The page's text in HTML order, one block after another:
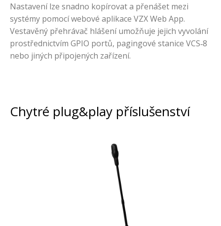
Nastavení lze snadno kopírovat a přenášet mezi
systémy pomocí webové aplikace VZX Web App.
Vestavěný přehrávač hlášení umožňuje jejich vyvolání
prostřednictvím GPIO portů, pagingové stanice VCS‑8
nebo jiných připojených zařízení.
Chytré plug&play příslušenství